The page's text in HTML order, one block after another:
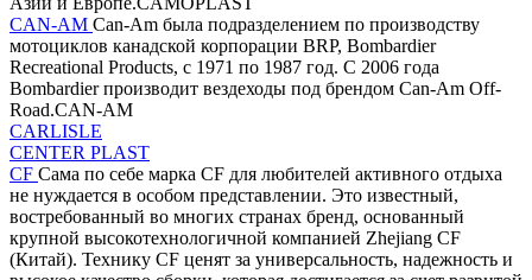
CAN-AM Can-Am была подразделением по производству
мотоциклов канадской корпорации BRP, Bombardier
Recreational Products, с 1971 по 1987 год. С 2006 года
Bombardier производит вездеходы под брендом Can-Am Off-
Road.CAN-AM
CARLISLE
CENTER PLAST
CF Сама по себе марка CF для любителей активного отдыха
не нуждается в особом представлении. Это известный,
востребованный во многих странах бренд, основанный
крупной высокотехнологичной компанией Zhejiang CF
(Китай). Технику CF ценят за универсальность, надежность и